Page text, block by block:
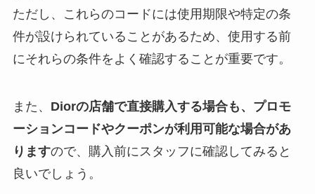
ただし、これらのコードには使用期限や特定の条
件が設けられていることがあるため、使用する前
にそれらの条件をよく確認することが重要です。
また、 Diorの店舗で直接購入する場合も、プロモ
ーションコードやクーポンが利用可能な場合があ
りますので、購入前にスタッフに確認してみると
良いでしょう。